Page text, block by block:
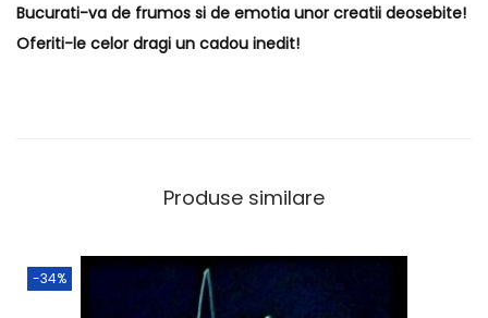
Bucurati-va de frumos si de emotia unor creatii deosebite!
Oferiti-le celor dragi un cadou inedit!
Produse similare
-34%